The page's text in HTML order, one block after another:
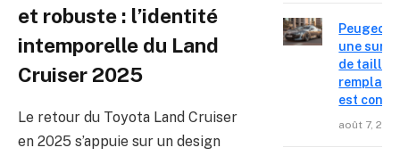
et robuste : l’identité
intemporelle du Land
Cruiser 2025
Le retour du Toyota Land Cruiser
en 2025 s’appuie sur un design
Peugeot
une
de taille,
est
août 7,